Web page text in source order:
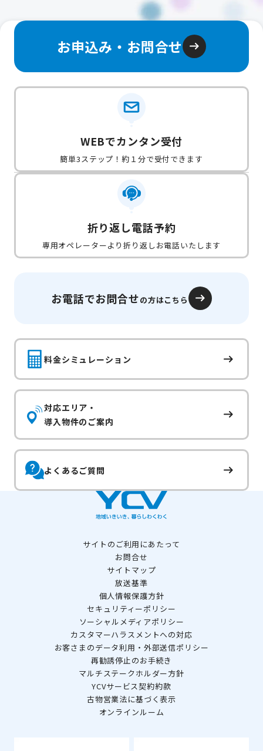
お申込み・お問合せ
WEBでカンタン受付
簡単3ステップ！約１分で受付できます
折り返し電話予約
専用オペレーターより折り返しお電話いたします
お電話でお問合せの方はこちら
料金シミュレーション
対応エリア・
導入物件のご案内
よくあるご質問
サイトのご利用にあたって
お問合せ
サイトマップ
放送基準
個人情報保護方針
セキュリティーポリシー
ソーシャルメディアポリシー
カスタマーハラスメントへの対応
お客さまのデータ利用・外部送信ポリシー
再勧誘停止のお手続き
マルチステークホルダー方針
YCVサービス契約約款
古物営業法に基づく表示
オンラインルーム